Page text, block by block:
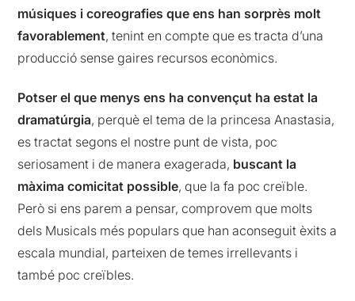
músiques i coreografies que ens han sorprès molt
favorablement, tenint en compte que es tracta d’una
producció sense gaires recursos econòmics.
Potser el que menys ens ha convençut ha estat la
dramatúrgia, perquè el tema de la princesa Anastasia,
es tractat segons el nostre punt de vista, poc
seriosament i de manera exagerada, buscant la
màxima comicitat possible, que la fa poc creïble.
Però si ens parem a pensar, comprovem que molts
dels Musicals més populars que han aconseguit èxits a
escala mundial, parteixen de temes irrellevants i
també poc creïbles.